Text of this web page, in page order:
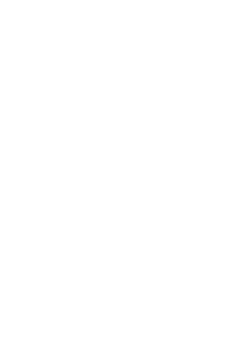
Black черные